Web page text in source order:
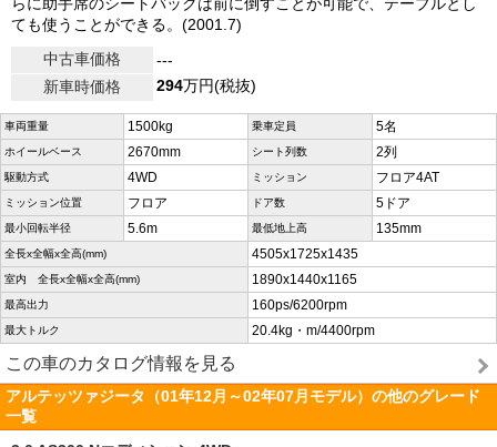
らに助手席のシートバックは前に倒すことが可能で、テーブルとし
ても使うことができる。(2001.7)
中古車価格
---
新車時価格
294万円(税抜)
車両重量 1500kg 乗車定員 5名
ホイールベース 2670mm シート列数 2列
駆動方式 4WD ミッション フロア4AT
ミッション位置 フロア ドア数 5ドア
最小回転半径 5.6m 最低地上高 135mm
全長x全幅x全高(mm) 4505x1725x1435
室内 全長x全幅x全高(mm) 1890x1440x1165
最高出力 160ps/6200rpm
最大トルク 20.4kg・m/4400rpm
この車のカタログ情報を見る
アルテッツァジータ（01年12月～02年07月モデル）の他のグレード
一覧